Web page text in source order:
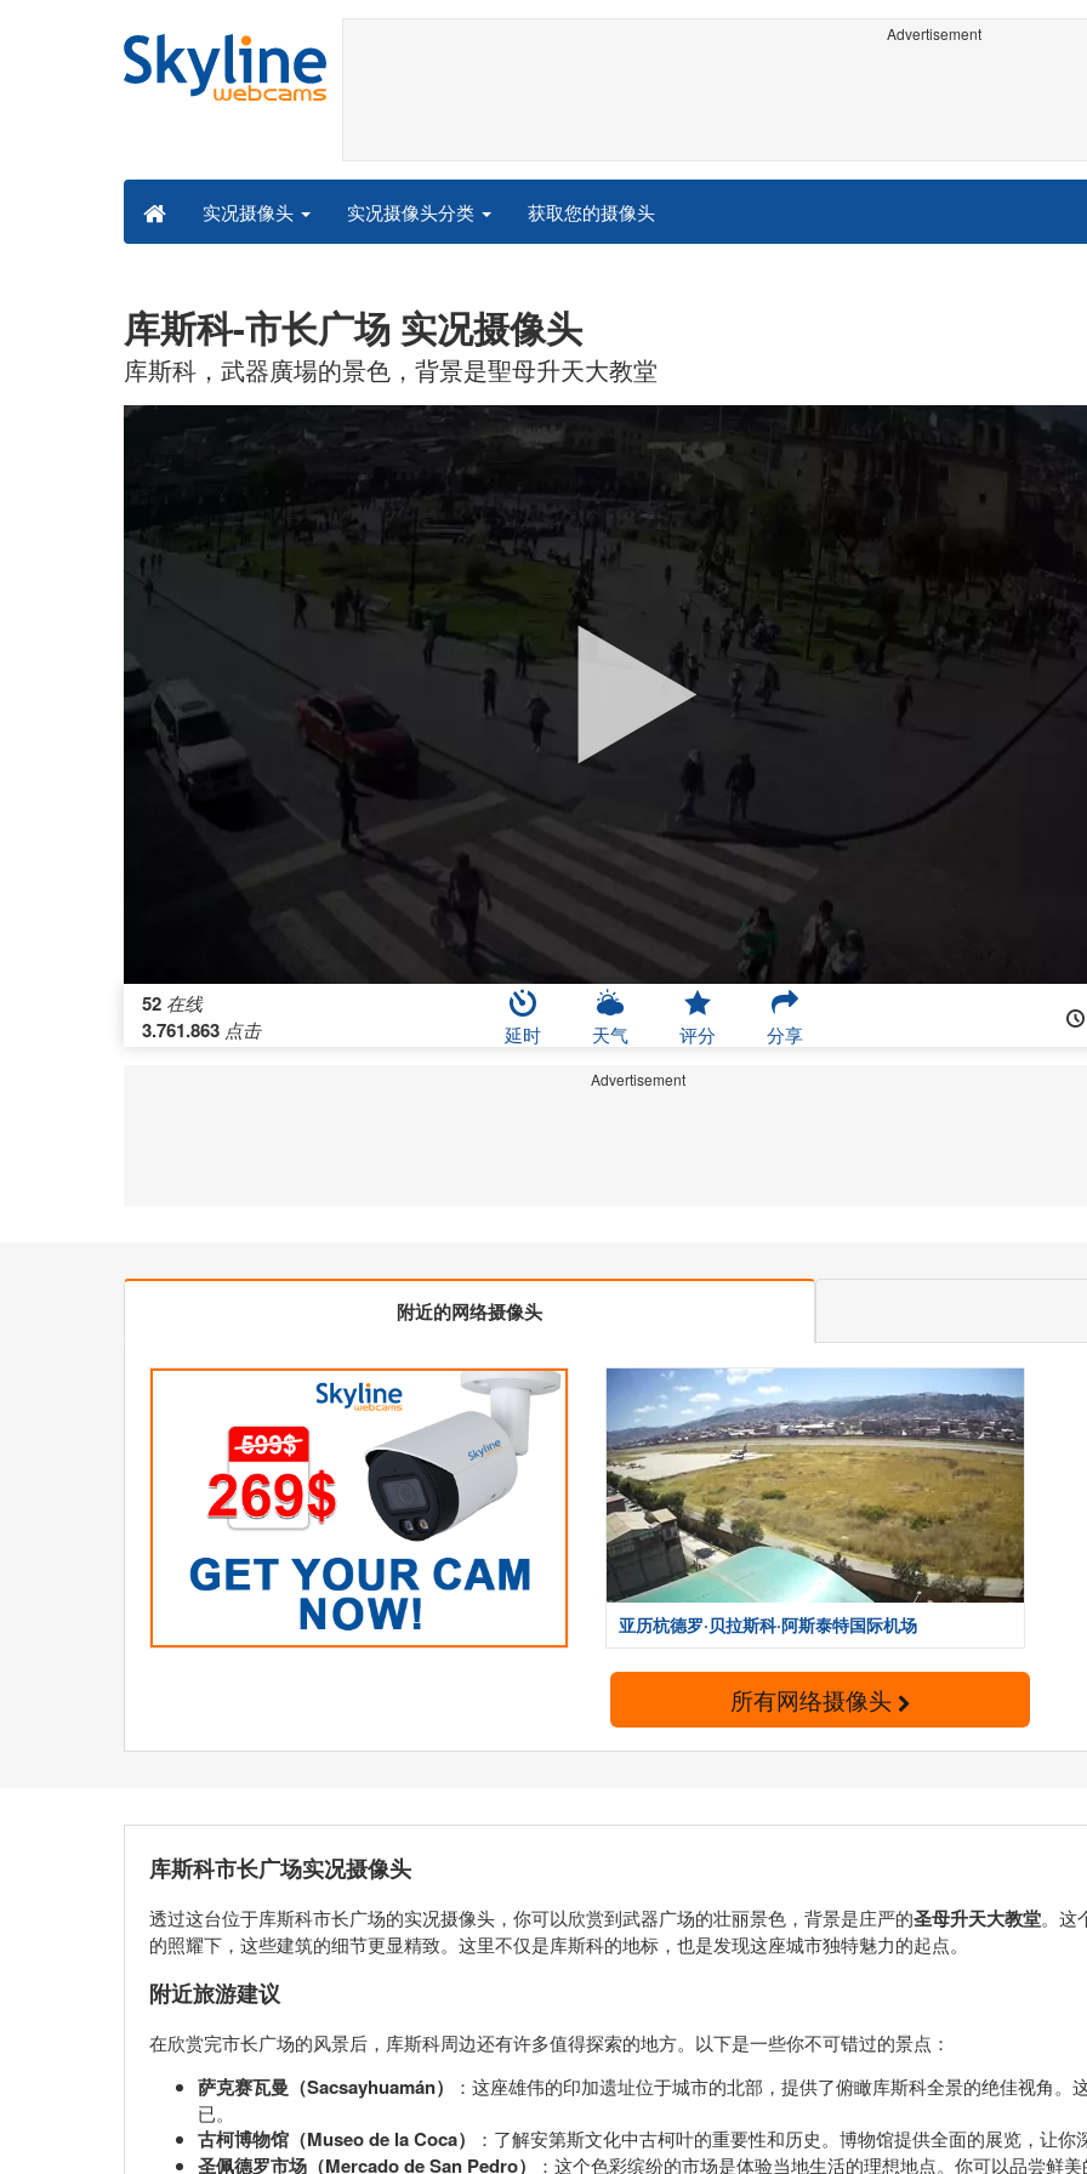
Advertisement
实况摄像头 实况摄像头分类 获取您的摄像头
库斯科-市长广场 实况摄像头
库斯科，武器廣場的景色，背景是聖母升天大教堂
52 在线
3.761.863 点击 延时 天气 评分 分享
Advertisement
附近的网络摄像头
亚历杭德罗·贝拉斯科·阿斯泰特国际机场
所有网络摄像头
库斯科市长广场实况摄像头
透过这台位于库斯科市长广场的实况摄像头，你可以欣赏到武器广场的壮丽景色，背景是庄严的圣母升天大教堂。这
的照耀下，这些建筑的细节更显精致。这里不仅是库斯科的地标，也是发现这座城市独特魅力的起点。
附近旅游建议
在欣赏完市长广场的风景后，库斯科周边还有许多值得探索的地方。以下是一些你不可错过的景点：
萨克赛瓦曼（Sacsayhuamán）
：这座雄伟的印加遗址位于城市的北部，提供了俯瞰库斯科全景的绝佳视角
已。
古柯博物馆（Museo de la Coca） ：了解安第斯文化中古柯叶的重要性和历史。博物馆提供全面的展览，让
圣佩德罗市场（Mercado de San Pedro） ：这个色彩缤纷的市场是体验当地生活的理想地点。你可以品尝鲜